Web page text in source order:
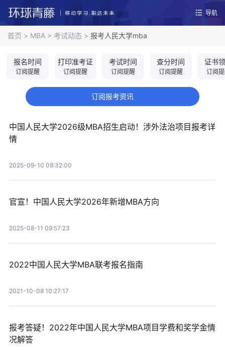
导航
首页 > MBA > 考试动态 > 报考人民大学mba
报名时间
订阅提醒
打印准考证
订阅提醒
考试时间
订阅提醒
查分时间
订阅提醒
证书
订阅
订阅报考资讯
中国人民大学2026级MBA招生启动！涉外法治项目报考详
情
2025-09-10 08:32:00
官宣！中国人民大学2026年新增MBA方向
2025-08-11 09:57:23
2022中国人民大学MBA联考报名指南
2021-10-08 10:27:17
报考答疑！2022年中国人民大学MBA项目学费和奖学金情
况解答